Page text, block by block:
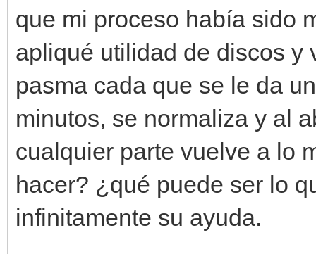
que mi proceso había sido
apliqué utilidad de discos y
pasma cada que se le da
minutos, se normaliza y al
cualquier parte vuelve a lo
hacer? ¿qué puede ser lo
infinitamente su ayuda.